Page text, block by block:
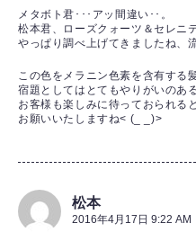
メタボト君･･･アッ間違い･･。
松本君、ローズクォーツ＆セレニ
やっぱり調べ上げてきましたね、
この色をメラニン色素を含有する
宿題としてはとてもやりがいのあ
お客様も楽しみに待っておられる
お願いいたしますね< (_ _)>
松本
2016年4月17日 9:22 AM